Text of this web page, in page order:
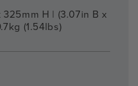
H | (3.07in B x
(1.54lbs)